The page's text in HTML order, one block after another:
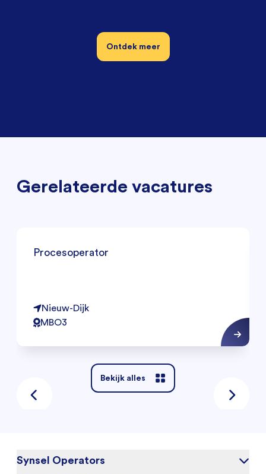
Ontdek meer
Gerelateerde vacatures
Procesoperator
Nieuw-Dijk
MBO3
Bekijk alles
Synsel Operators